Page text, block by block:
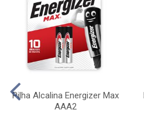
Pilha Alcalina Energizer Max
AAA2